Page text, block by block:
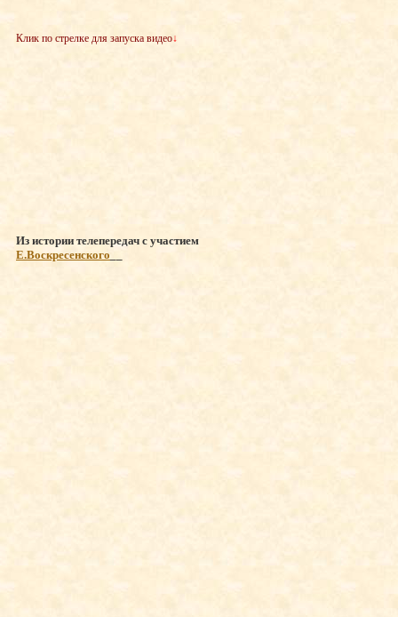
Клик по стрелке для запуска видео↓
Из истории телепередач с участием
Е.Воскресенского